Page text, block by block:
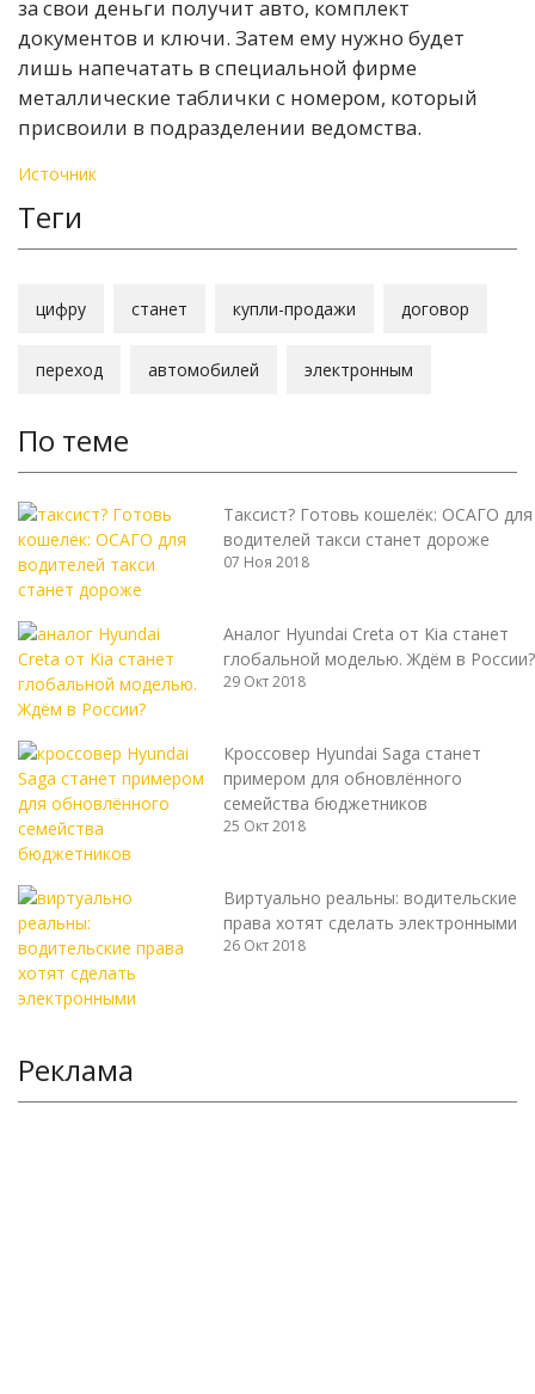
за свои деньги получит авто, комплект
документов и ключи. Затем ему нужно будет
лишь напечатать в специальной фирме
металлические таблички с номером, который
присвоили в подразделении ведомства.
Источник
Теги
цифру станет купли-продажи договор
переход автомобилей электронным
По теме
Таксист? Готовь кошелёк: ОСАГО для
водителей такси станет дороже
07 Ноя 2018
Аналог Hyundai Creta от Kia станет
глобальной моделью. Ждём в России?
29 Окт 2018
Кроссовер Hyundai Saga станет
примером для обновлённого
семейства бюджетников
25 Окт 2018
Виртуально реальны: водительские
права хотят сделать электронными
26 Окт 2018
Реклама